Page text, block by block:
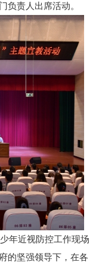
负责人出席活动。
年近视防控工作现场
的坚强领导下，在各